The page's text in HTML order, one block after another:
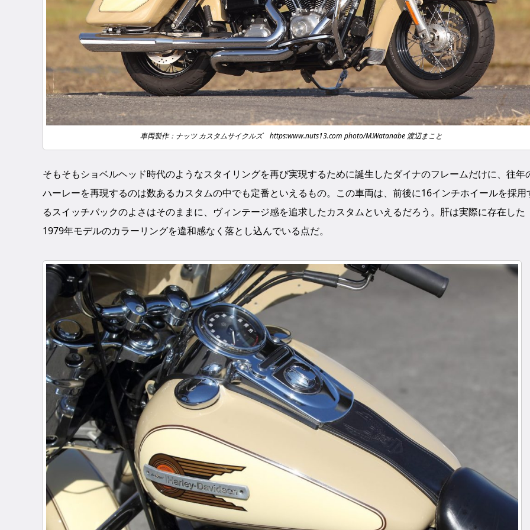
車両製作：ナッツ カスタムサイクルズ https:www.nuts13.com photo/M.Watanabe 渡辺まこと
そもそもショベルヘッド時代のようなスタイリングを再び実現するために誕生したダイナのフレームだけに、往年
ハーレーを再現するのは数あるカスタムの中でも定番といえるもの。この車両は、前後に16インチホイールを採用
るスイッチバックのよさはそのままに、ヴィンテージ感を追求したカスタムといえるだろう。肝は実際に存在した
1979年モデルのカラーリングを違和感なく落とし込んでいる点だ。